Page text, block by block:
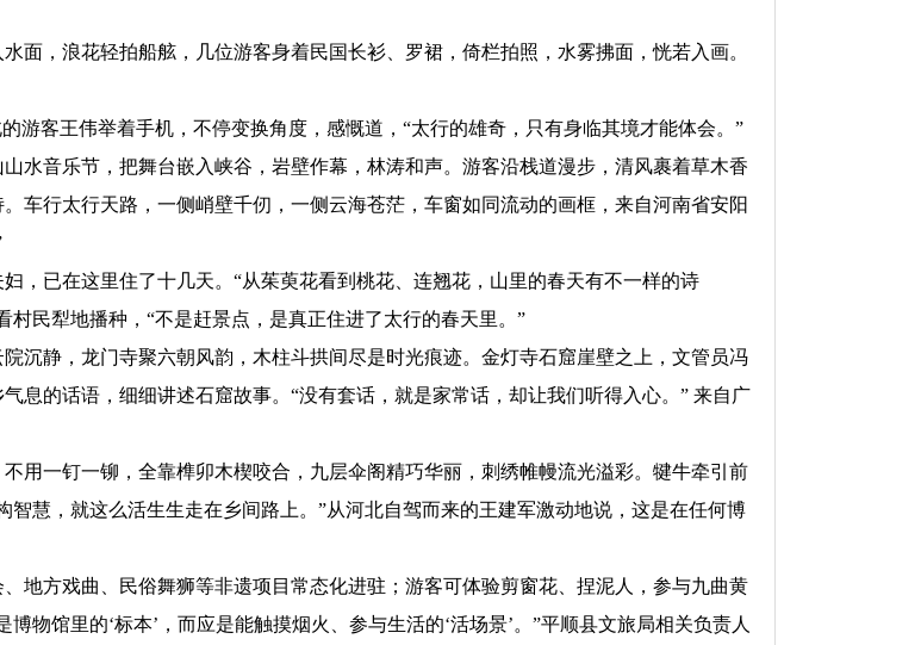
，浪花轻拍船舷，几位游客身着民国长衫、罗裙，倚栏拍照，水雾拂面，恍若入画。
客王伟举着手机，不停变换角度，感慨道，“太行的雄奇，只有身临其境才能体会。”
音乐节，把舞台嵌入峡谷，岩壁作幕，林涛和声。游客沿栈道漫步，清风裹着草木香
车行太行天路，一侧峭壁千仞，一侧云海苍茫，车窗如同流动的画框，来自河南省安阳
已在这里住了十几天。“从茱萸花看到桃花、连翘花，山里的春天有不一样的诗
民犁地播种，“不是赶景点，是真正住进了太行的春天里。”
静，龙门寺聚六朝风韵，木柱斗拱间尽是时光痕迹。金灯寺石窟崖壁之上，文管员冯
息的话语，细细讲述石窟故事。“没有套话，就是家常话，却让我们听得入心。” 来自广
一钉一铆，全靠榫卯木楔咬合，九层伞阁精巧华丽，刺绣帷幔流光溢彩。犍牛牵引前
慧，就这么活生生走在乡间路上。”从河北自驾而来的王建军激动地说，这是在任何博
方戏曲、民俗舞狮等非遗项目常态化进驻；游客可体验剪窗花、捏泥人，参与九曲黄
物馆里的‘标本’，而应是能触摸烟火、参与生活的‘活场景’。”平顺县文旅局相关负责人